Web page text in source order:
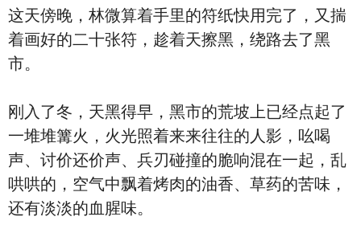
这天傍晚，林微算着手里的符纸快用完了，又揣
着画好的二十张符，趁着天擦黑，绕路去了黑
市。
刚入了冬，天黑得早，黑市的荒坡上已经点起了
一堆堆篝火，火光照着来来往往的人影，吆喝
声、讨价还价声、兵刃碰撞的脆响混在一起，乱
哄哄的，空气中飘着烤肉的油香、草药的苦味，
还有淡淡的血腥味。